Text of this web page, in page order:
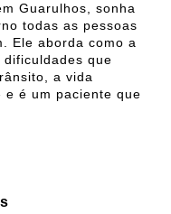
Guarulhos, sonha
todas as pessoas
Ele aborda como a
que
a vida
é um paciente que